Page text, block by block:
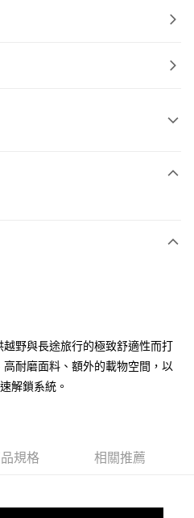
上)免運費
野與長途旅行的極致舒適性而打
耐磨面料、額外的載物空間，以
解鎖系統。
規格 相關推薦